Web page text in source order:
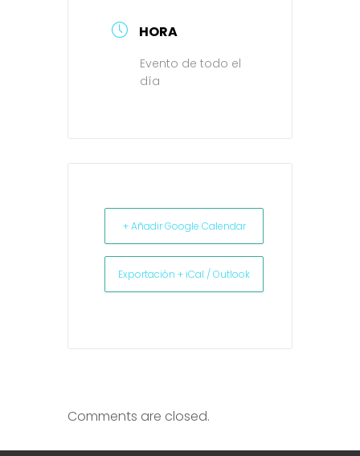
HORA
Evento de todo el
día
+ Añadir Google Calendar
Exportación + iCal / Outlook
Comments are closed.